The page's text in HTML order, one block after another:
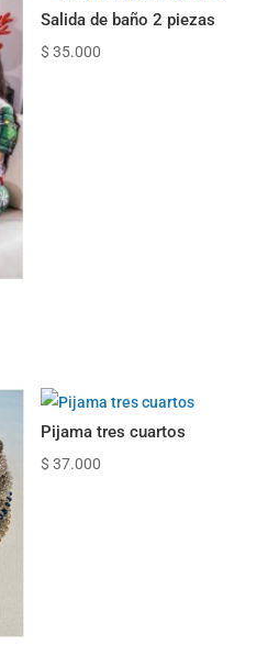
Salida de baño 2 piezas
$ 35.000
Pijama tres cuartos
$ 37.000